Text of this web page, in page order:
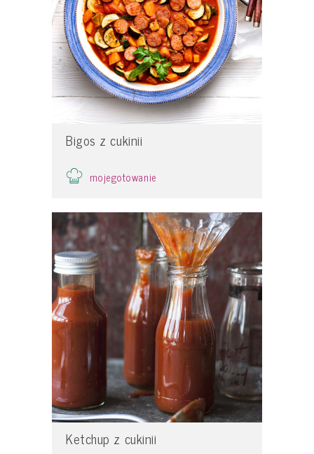
Bigos z cukinii
mojegotowanie
Ketchup z cukinii